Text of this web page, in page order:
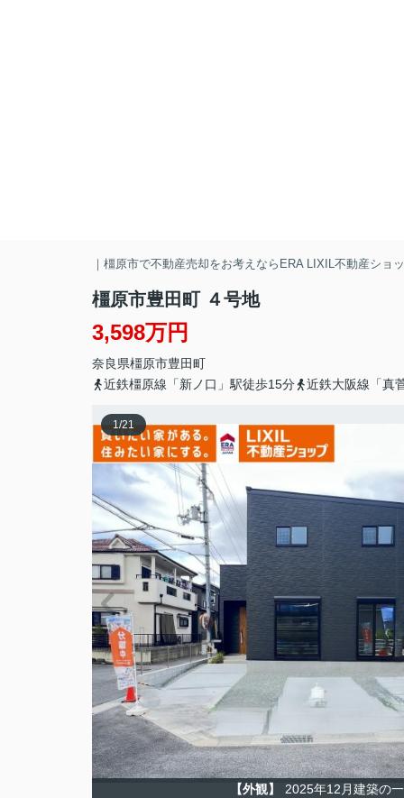
｜橿原市で不動産売却をお考えならERA LIXIL不動産ショ
橿原市豊田町 ４号地
3,598万円
奈良県橿原市豊田町
近鉄橿原線「新ノ口」駅徒歩15分
近鉄大阪線「真
1/21
【外観】 2025年12月建築の